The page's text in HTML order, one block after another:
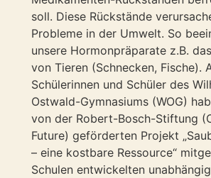
soll. Diese Rückstände
Probleme in der Umwelt. So
unsere Hormonpräparate z.B.
von Tieren (Schnecken, Fische).
Schülerinnen und Schüler des
Ostwald-Gymnasiums (WOG)
von der Robert-Bosch-Stiftung
Future) geförderten Projekt
– eine kostbare Ressource“
Schulen entwickelten